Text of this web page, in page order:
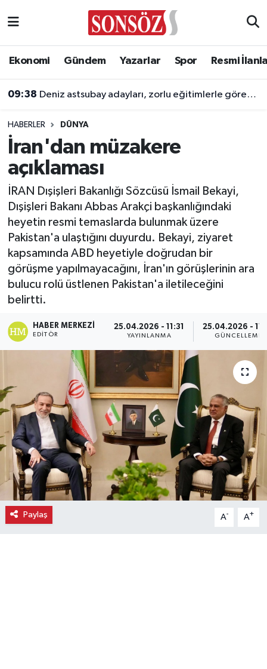
Ekonomi Gündem Yazarlar Spor Resmi
09:38 Deniz astsubay adayları, zorlu eğitimlerle göreve hazırlanıyor
HABERLER DÜNYA
İran'dan müzakere
açıklaması
İRAN Dışişleri Bakanlığı Sözcüsü İsmail Bekayi,
Dışişleri Bakanı Abbas Arakçi başkanlığındaki
heyetin resmi temaslarda bulunmak üzere
Pakistan'a ulaştığını duyurdu. Bekayi, ziyaret
kapsamında ABD heyetiyle doğrudan bir
görüşme yapılmayacağını, İran'ın görüşlerinin ara
bulucu rolü üstlenen Pakistan'a iletileceğini
belirtti.
HABER MERKEZI
EDITÖR
25.04.2026 - 11:31
YAYINLANMA
25.04.2026 -
GÜNCELLEME
Paylaş A- A+
Asayiş
Biyografi
Çevre
Diğer
Dünya
Eğitim
Ekonomi
Emlak
Gündem
Gurme
Haber
İlçe Haberleri
Keşfet
Ankara Nöbetçi Eczaneler
Ankara Trafik Yoğunluk Haritası
Süper Lig Puan Durumu ve Fikstür
Tüm Manşetler
Son Dakika Haberleri
Haber Arşivi